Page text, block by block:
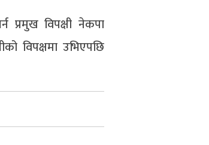
प्रमुख विपक्षी नेकपा
विपक्षमा उभिएपछि